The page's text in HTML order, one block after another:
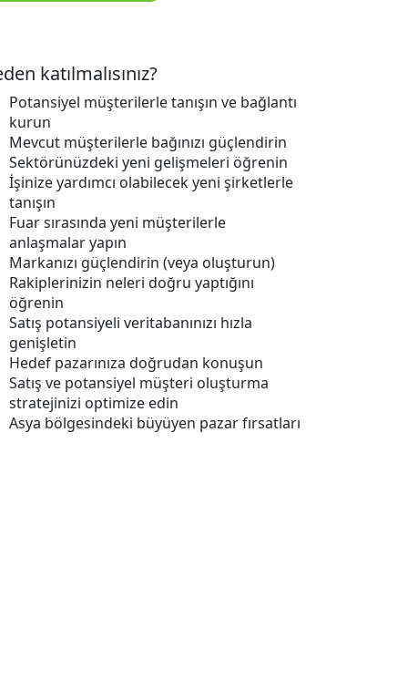
katılmalısınız?
Potansiyel müşterilerle tanışın ve bağlantı
kurun
Mevcut müşterilerle bağınızı güçlendirin
Sektörünüzdeki yeni gelişmeleri öğrenin
İşinize yardımcı olabilecek yeni şirketlerle
tanışın
Fuar sırasında yeni müşterilerle
anlaşmalar yapın
Markanızı güçlendirin (veya oluşturun)
Rakiplerinizin neleri doğru yaptığını
öğrenin
Satış potansiyeli veritabanınızı hızla
genişletin
Hedef pazarınıza doğrudan konuşun
Satış ve potansiyel müşteri oluşturma
stratejinizi optimize edin
Asya bölgesindeki büyüyen pazar fırsatları